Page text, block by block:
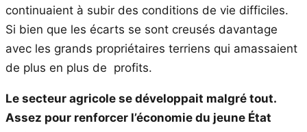
continuaient à subir des conditions de vie difficiles.
Si bien que les écarts se sont creusés davantage
avec les grands propriétaires terriens qui amassaient
de plus en plus de profits.
Le secteur agricole se développait malgré tout.
Assez pour renforcer l’économie du jeune État